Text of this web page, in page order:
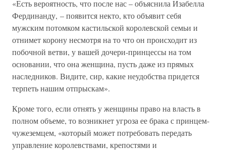
«Есть вероятность, что после нас – объяснила Изабелла
Фердинанду, – появится некто, кто объявит себя
мужским потомком кастильской королевской семьи и
отнимет корону несмотря на то что он происходит из
побочной ветви, у вашей дочери-принцессы на том
основании, что она женщина, пусть даже из прямых
наследников. Видите, сир, какие неудобства придется
терпеть нашим отпрыскам».
Кроме того, если отнять у женщины право на власть в
полном объеме, то возникнет угроза ее брака с принцем-
чужеземцем, «который может потребовать передать
управление королевствами, крепостями и